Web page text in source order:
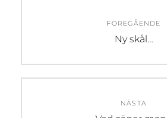
FÖREGÅENDE
Föregående
Ny skål…
NÄSTA